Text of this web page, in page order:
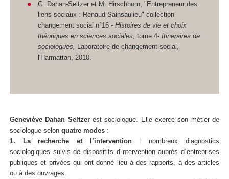
G. Dahan-Seltzer et M. Hirschhorn, "Entrepreneur des
liens sociaux : Renaud Sainsaulieu" collection
changement social n°16 - Histoires de vie et choix
théoriques en sciences sociales , tome 4-Itineraires de
sociologues,
Laboratoire de changement social,
l'Harmattan, 2010.
Geneviève Dahan Seltzer est sociologue. Elle exerce son métier de
sociologue selon quatre modes :
1. La recherche et l’intervention: nombreux diagnostics
sociologiques suivis de dispositifs d'intervention auprès d´entreprises
publiques et privées qui ont donné lieu à des rapports, à des articles
ou à des ouvrages.